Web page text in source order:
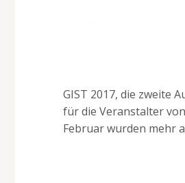
GIST 2017, die zweite
für die Veranstalter
Februar wurden mehr